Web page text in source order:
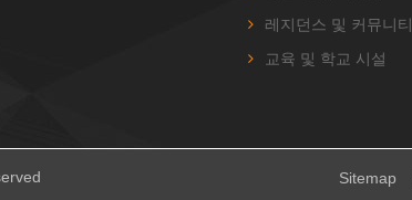
레지던스 및 커뮤니티
교육 및 학교 시설
Sitemap